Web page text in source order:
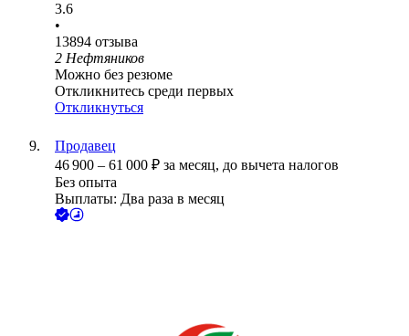
3.6
•
13894 отзыва
2 Нефтяников
Можно без резюме
Откликнитесь среди первых
Откликнуться
Продавец
46 900 – 61 000 ₽ за месяц, до вычета налогов
Без опыта
Выплаты: Два раза в месяц